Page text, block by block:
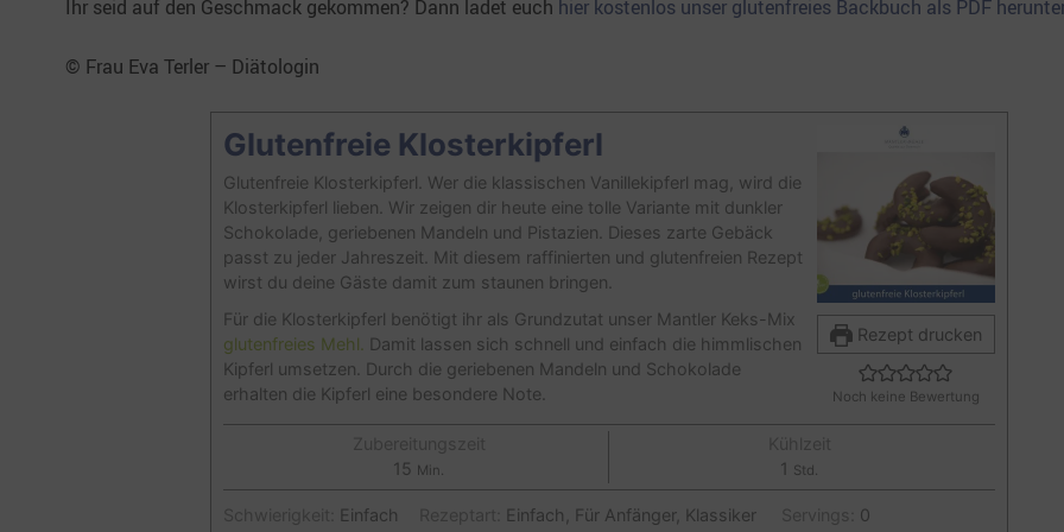
Ihr seid auf den Geschmack gekommen? Dann ladet euch hier kostenlos unser glutenfreies Backbuch als PDF
© Frau Eva Terler – Diätologin
Rezept drucken
Noch keine Bewertung
Glutenfreie Klosterkipferl
Glutenfreie Klosterkipferl. Wer die klassischen Vanillekipferl mag, wird die
Klosterkipferl lieben. Wir zeigen dir heute eine tolle Variante mit dunkler
Schokolade, geriebenen Mandeln und Pistazien. Dieses zarte Gebäck
passt zu jeder Jahreszeit. Mit diesem raffinierten und glutenfreien Rezept
wirst du deine Gäste damit zum staunen bringen.
Für die Klosterkipferl benötigt ihr als Grundzutat unser Mantler Keks-Mix
glutenfreies Mehl. Damit lassen sich schnell und einfach die himmlischen
Kipferl umsetzen. Durch die geriebenen Mandeln und Schokolade
erhalten die Kipferl eine besondere Note.
15 Minuten
Min.
1 Stunde
Std.
Einfach Einfach, Für Anfänger, Klassiker 0